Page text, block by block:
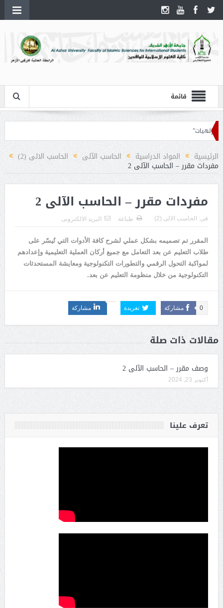
قائمة
الرئيسية المواد الدراسية الحاسب الآلى الحاسب الالى (2)
مفردات مقرر – الحاسب الآلى 2
مفردات مقرر – الحاسب الآلى 2
فى: الحاسب الالى (2) طباعة البريد الالكترونى
المقرر تم تصميمه بشكل عملي لشرح كافة الأدوات التي تُيسّر على
طلاب التعليم عن بعد التعامل مع جميع أركان العملية التعليمية وإعدادهم
لمواكبة التحول الرقمي والتطورات التكنولوجية ومعايشة المستحدثات
التكنولوجية من خلال منظومة التعليم عن بعد.
مشاركة 0 تغريدة مشاركة
مقالات ذات صلة
وصف مقرر – الحاسب الآلى 2
أكتوبر 23, 2024
تعرف علينا